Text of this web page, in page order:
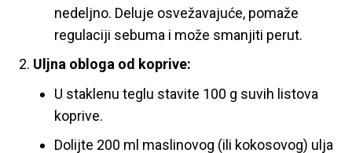
nedeljno. Deluje osvežavajuće, pomaže
regulaciji sebuma i može smanjiti perut.
Uljna obloga od koprive:
U staklenu teglu stavite 100 g suvih listova
koprive.
Dolijte 200 ml maslinovog (ili kokosovog) ulja